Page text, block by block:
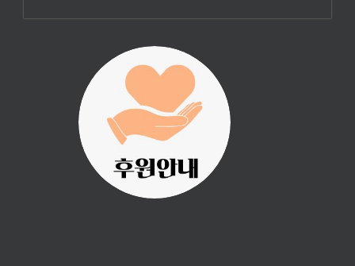
진리횃불 사역은
여러분의 후원으
로 이루어집니다.